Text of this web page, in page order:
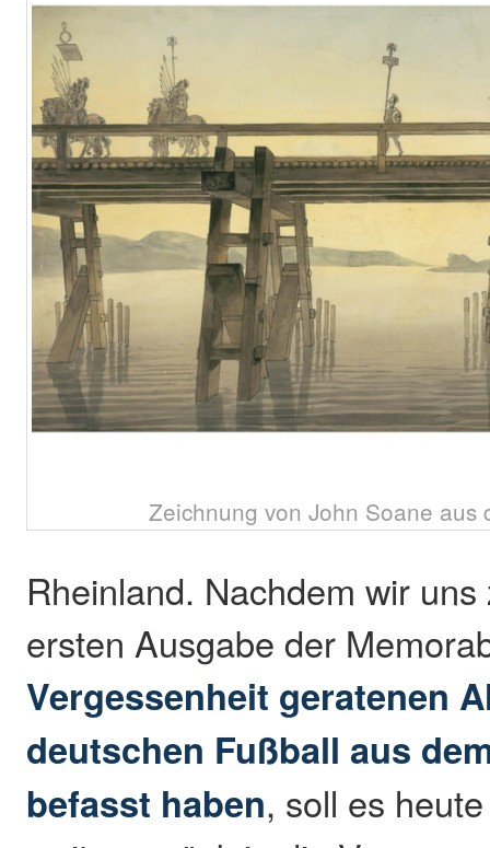
Zeichnung von John Soane aus
Rheinland. Nachdem wir
ersten Ausgabe der
Vergessenheit geratenen
deutschen Fußball aus
befasst haben, soll es